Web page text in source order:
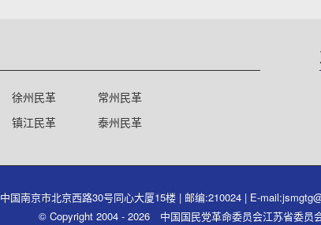
徐州民革
常州民革
镇江民革 泰州民革
中国南京市北京西路30号同心大厦15楼 | 邮编:210024 | E-
© Copyright 2004 - 2026 中国国民党革命委员会江苏省委